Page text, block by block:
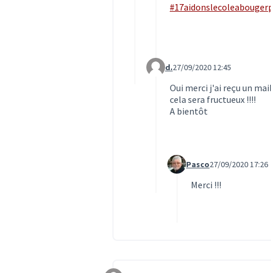
Commentaire 2052 (réponse
d.27/09/2020 12:45
Oui merci j'ai reçu un
cela sera fructueux !!!!
A bientôt
Commentaire 2053
Pasco27/09/2020 17:26
Merci !!!